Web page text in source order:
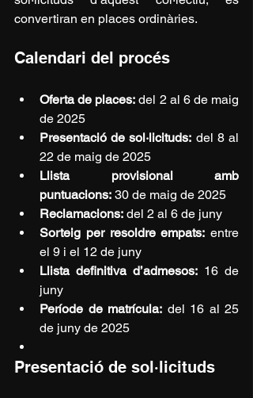
convertiran en places ordinàries.
Calendari del procés
Oferta de places: del 2 al 6 de maig
de 2025
Presentació de sol·licituds: del 8 al
22 de maig de 2025
Llista provisional amb
puntuacions: 30 de maig de 2025
Reclamacions: del 2 al 6 de juny
Sorteig per resoldre empats: entre
el 9 i el 12 de juny
Llista definitiva d’admesos: 16 de
juny
Període de matrícula: del 16 al 25
de juny de 2025
Presentació de sol·licituds